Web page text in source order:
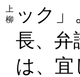
上
柳
ック
長、弁
は、